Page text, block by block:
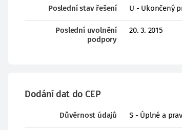
Poslední stav řešení U - Ukončený
Poslední uvolnění
podpory
20. 3. 2015
Dodání dat do CEP
Důvěrnost údajů S - Úplné a